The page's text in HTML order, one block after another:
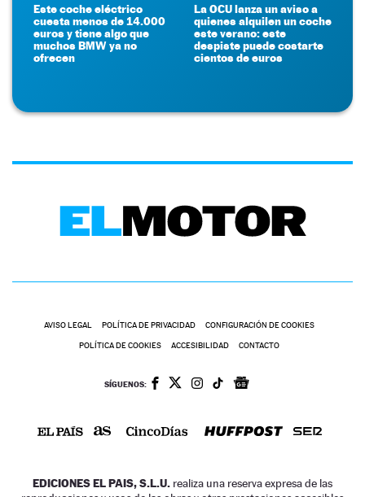
Este coche eléctrico
cuesta menos de 14.000
euros y tiene algo que
muchos BMW ya no
ofrecen
La OCU lanza un aviso a
quienes alquilen un coche
este verano: este
despiste puede costarte
cientos de euros
AVISO LEGAL POLÍTICA DE PRIVACIDAD CONFIGURACIÓN DE COOKIES
POLÍTICA DE COOKIES ACCESIBILIDAD CONTACTO
SÍGUENOS:
EDICIONES EL PAIS, S.L.U. realiza una reserva expresa de las